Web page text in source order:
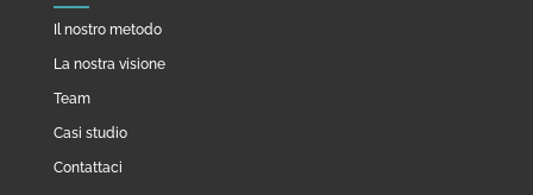
Il nostro metodo
La nostra visione
Team
Casi studio
Contattaci